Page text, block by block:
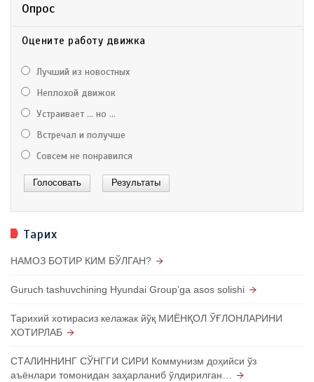
Опрос
Оцените работу движка
Лучший из новостных
Неплохой движок
Устраивает ... но ...
Встречал и получше
Совсем не понравился
Тарих
НАМОЗ БОТИР КИМ БЎЛГАН?
Guruch tashuvchining Hyundai Groupʼga asos solishi
Тарихий хотирасиз келажак йўқ МИЁНҚОЛ ЎҒЛОНЛАРИНИ
ХОТИРЛАБ
СТАЛИННИНГ СЎНГГИ СИРИ Коммунизм доҳийси ўз
аъёнлари томонидан заҳарланиб ўлдирилган…